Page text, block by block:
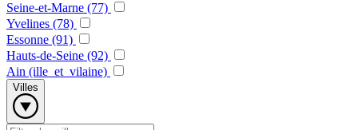
Seine-et-Marne (77)
Yvelines (78)
Essonne (91)
Hauts-de-Seine (92)
Ain (ille_et_vilaine)
Villes